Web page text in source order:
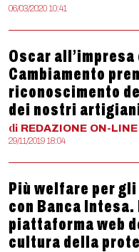
06/03/2020 10:41
Oscar
Cambiamento
riconoscimento
dei nostri
di REDAZIONE ON-LINE
29/11/2019 18:04
Più welfare per
con Banca
piattaforma web
cultura della